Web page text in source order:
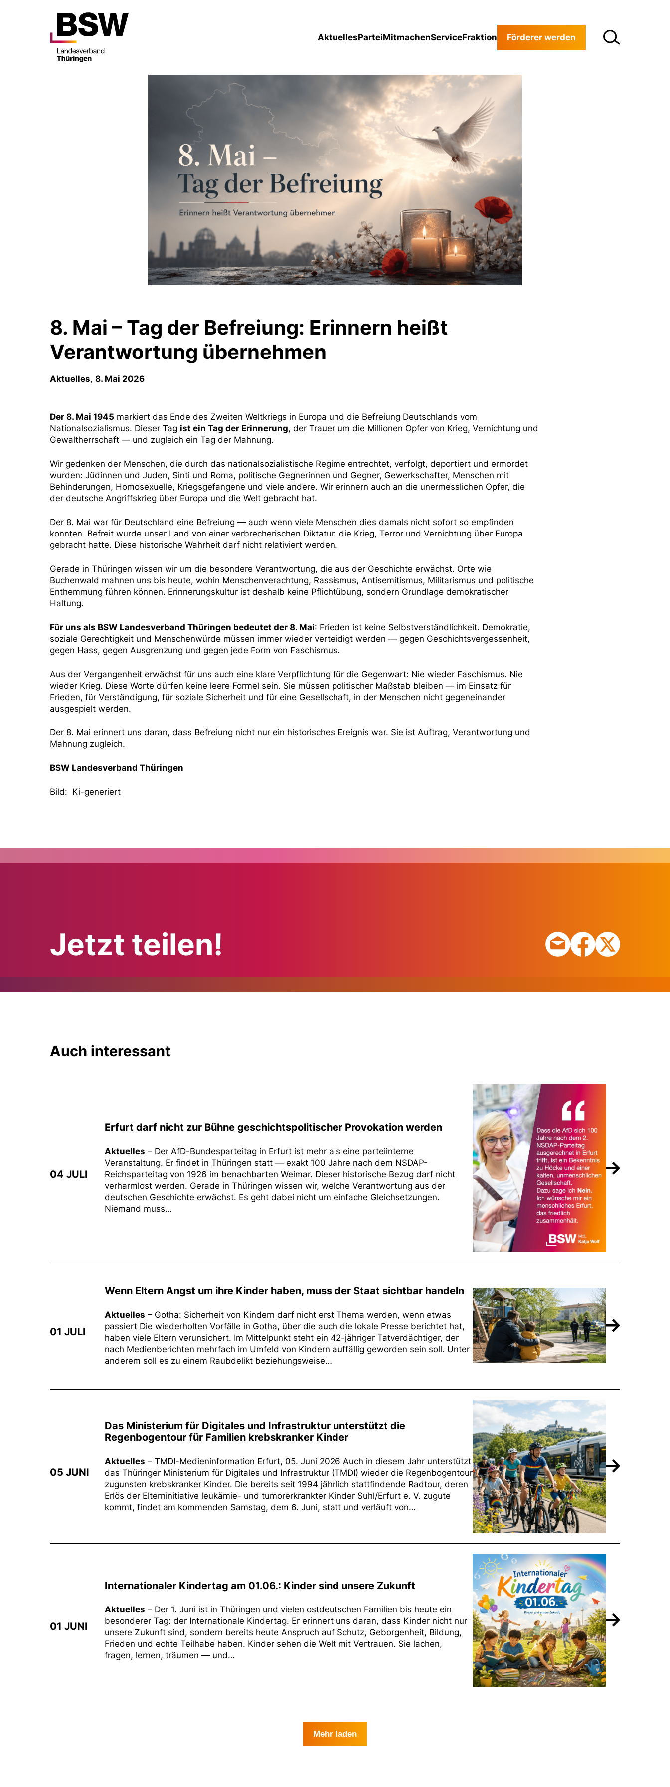
AktuellesParteiMitmachenServiceFraktion Förderer werden
8. Mai – Tag der Befreiung: Erinnern heißt
Verantwortung übernehmen
Aktuelles, 8. Mai 2026
Der 8. Mai 1945 markiert das Ende des Zweiten Weltkriegs in Europa und die Befreiung Deutschlands vom
Nationalsozialismus. Dieser Tag ist ein Tag der Erinnerung, der Trauer um die Millionen Opfer von Krieg, Vernichtung und
Gewaltherrschaft — und zugleich ein Tag der Mahnung.
Wir gedenken der Menschen, die durch das nationalsozialistische Regime entrechtet, verfolgt, deportiert und ermordet
wurden: Jüdinnen und Juden, Sinti und Roma, politische Gegnerinnen und Gegner, Gewerkschafter, Menschen mit
Behinderungen, Homosexuelle, Kriegsgefangene und viele andere. Wir erinnern auch an die unermesslichen Opfer, die
der deutsche Angriffskrieg über Europa und die Welt gebracht hat.
Der 8. Mai war für Deutschland eine Befreiung — auch wenn viele Menschen dies damals nicht sofort so empfinden
konnten. Befreit wurde unser Land von einer verbrecherischen Diktatur, die Krieg, Terror und Vernichtung über Europa
gebracht hatte. Diese historische Wahrheit darf nicht relativiert werden.
Gerade in Thüringen wissen wir um die besondere Verantwortung, die aus der Geschichte erwächst. Orte wie
Buchenwald mahnen uns bis heute, wohin Menschenverachtung, Rassismus, Antisemitismus, Militarismus und politische
Enthemmung führen können. Erinnerungskultur ist deshalb keine Pflichtübung, sondern Grundlage demokratischer
Haltung.
Für uns als BSW Landesverband Thüringen bedeutet der 8. Mai: Frieden ist keine Selbstverständlichkeit. Demokratie,
soziale Gerechtigkeit und Menschenwürde müssen immer wieder verteidigt werden — gegen Geschichtsvergessenheit,
gegen Hass, gegen Ausgrenzung und gegen jede Form von Faschismus.
Aus der Vergangenheit erwächst für uns auch eine klare Verpflichtung für die Gegenwart: Nie wieder Faschismus. Nie
wieder Krieg. Diese Worte dürfen keine leere Formel sein. Sie müssen politischer Maßstab bleiben — im Einsatz für
Frieden, für Verständigung, für soziale Sicherheit und für eine Gesellschaft, in der Menschen nicht gegeneinander
ausgespielt werden.
Der 8. Mai erinnert uns daran, dass Befreiung nicht nur ein historisches Ereignis war. Sie ist Auftrag, Verantwortung und
Mahnung zugleich.
BSW Landesverband Thüringen
Bild: Ki-generiert
Jetzt teilen!
Auch interessant
04 JULI
Erfurt darf nicht zur Bühne geschichtspolitischer Provokation werden
Aktuelles – Der AfD-Bundesparteitag in Erfurt ist mehr als eine parteiinterne
Veranstaltung. Er findet in Thüringen statt — exakt 100 Jahre nach dem NSDAP-
Reichsparteitag von 1926 im benachbarten Weimar. Dieser historische Bezug darf nicht
verharmlost werden. Gerade in Thüringen wissen wir, welche Verantwortung aus der
deutschen Geschichte erwächst. Es geht dabei nicht um einfache Gleichsetzungen.
Niemand muss…
01 JULI
Wenn Eltern Angst um ihre Kinder haben, muss der Staat sichtbar handeln
Aktuelles – Gotha: Sicherheit von Kindern darf nicht erst Thema werden, wenn etwas
passiert Die wiederholten Vorfälle in Gotha, über die auch die lokale Presse berichtet hat,
haben viele Eltern verunsichert. Im Mittelpunkt steht ein 42-jähriger Tatverdächtiger, der
nach Medienberichten mehrfach im Umfeld von Kindern auffällig geworden sein soll. Unter
anderem soll es zu einem Raubdelikt beziehungsweise…
05 JUNI
Das Ministerium für Digitales und Infrastruktur unterstützt die
Regenbogentour für Familien krebskranker Kinder
Aktuelles – TMDI-Medieninformation Erfurt, 05. Juni 2026 Auch in diesem Jahr unterstützt
das Thüringer Ministerium für Digitales und Infrastruktur (TMDI) wieder die Regenbogentour
zugunsten krebskranker Kinder. Die bereits seit 1994 jährlich stattfindende Radtour, deren
Erlös der Elterninitiative leukämie- und tumorerkrankter Kinder Suhl/Erfurt e. V. zugute
kommt, findet am kommenden Samstag, dem 6. Juni, statt und verläuft von…
01 JUNI
Internationaler Kindertag am 01.06.: Kinder sind unsere Zukunft
Aktuelles – Der 1. Juni ist in Thüringen und vielen ostdeutschen Familien bis heute ein
besonderer Tag: der Internationale Kindertag. Er erinnert uns daran, dass Kinder nicht nur
unsere Zukunft sind, sondern bereits heute Anspruch auf Schutz, Geborgenheit, Bildung,
Frieden und echte Teilhabe haben. Kinder sehen die Welt mit Vertrauen. Sie lachen,
fragen, lernen, träumen — und…
Mehr laden